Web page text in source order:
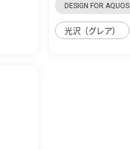
DESIGN FOR AQUOS
光沢（グレア）